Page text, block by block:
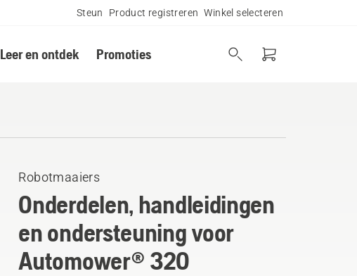
Steun Product registreren Winkel selecteren
Leer en ontdek Promoties
Robotmaaiers
Onderdelen, handleidingen
en ondersteuning voor
Automower® 320